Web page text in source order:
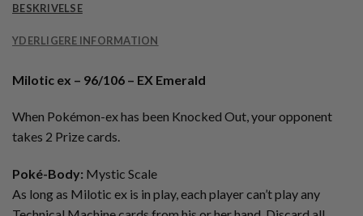
BESKRIVELSE
YDERLIGERE INFORMATION
Milotic ex – 96/106 – EX Emerald
When Pokémon-ex has been Knocked Out, your opponent
takes 2 Prize cards.
Poké-Body: Mystic Scale
As long as Milotic ex is in play, each player can’t play any